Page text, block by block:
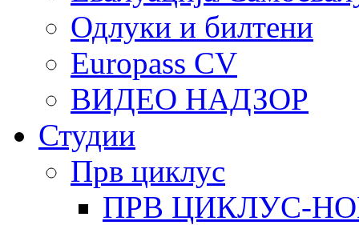
Одлуки и билтени
Europass CV
ВИДЕО НАДЗОР
Студии
Прв циклус
ПРВ ЦИКЛУС-